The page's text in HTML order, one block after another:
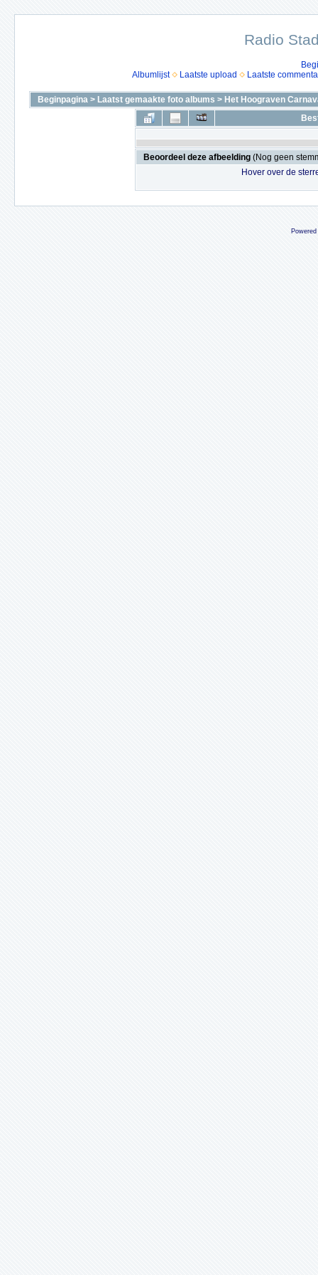
Radio
Albumlijst
Laatste upload Laatste
Beginpagina > Laatst gemaakte foto albums > Het Hoograven
Beoordeel deze afbeelding (Nog geen
Hover over de